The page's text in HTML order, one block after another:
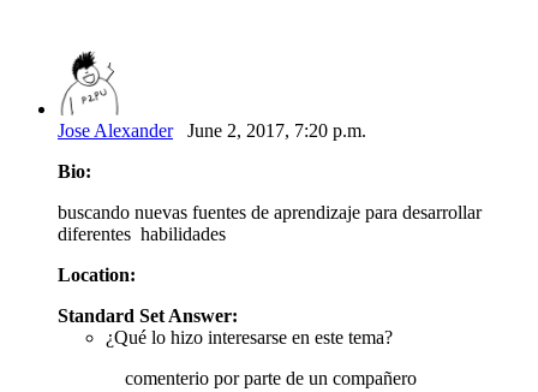
Jose AlexanderJune 2, 2017, 7:20 p.m.
Bio:
buscando nuevas fuentes de aprendizaje para desarrollar
diferentes habilidades
Location:
Standard Set Answer:
¿Qué lo hizo interesarse en este tema?
comenterio por parte de un compañero